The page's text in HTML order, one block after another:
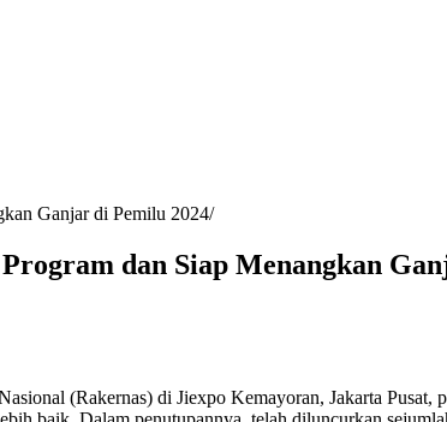
Ganjar di Pemilu 2024
dan Siap Menangkan
(Rakernas) di Jiexpo Kemayoran, Jakarta Pusat,